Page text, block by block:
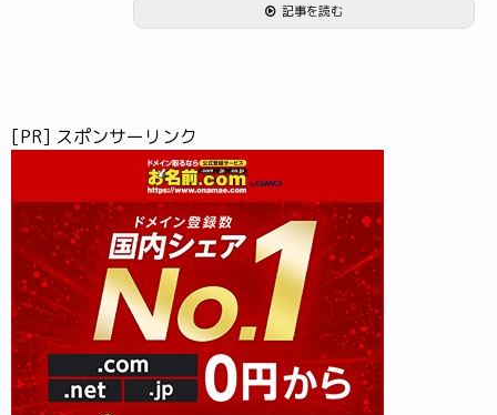
記事を読む
[PR] スポンサーリンク